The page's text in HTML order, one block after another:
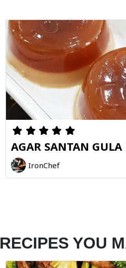
AGAR SANTAN GULA
IronChef
RECIPES YOU